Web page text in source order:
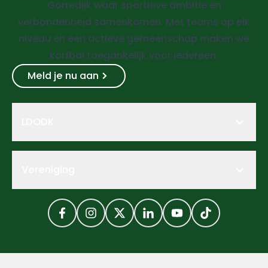
Gorredijk waar sportieve ambitie en
verbondenheid samenkomen. Met teams op elk
niveau en een actieve gemeenschap maken we
korfbal toegankelijk voor iedereen.
Meld je nu aan
FacebookInstagram
TwitterLinkedInYouTubeTikTok